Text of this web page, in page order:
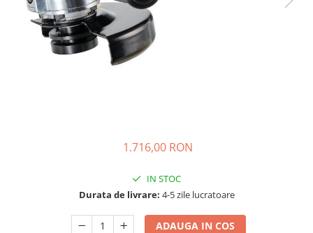
1.716,00 RON
IN STOC
Durata de livrare: 4-5 zile lucratoare
ADAUGA IN COS